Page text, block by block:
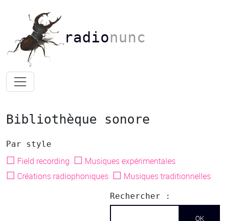
radionunc
Bibliothèque sonore
Par style
☐ Field recording ☐ Musiques expérimentales
☐ Créations radiophoniques ☐ Musiques traditionnelles
Rechercher :